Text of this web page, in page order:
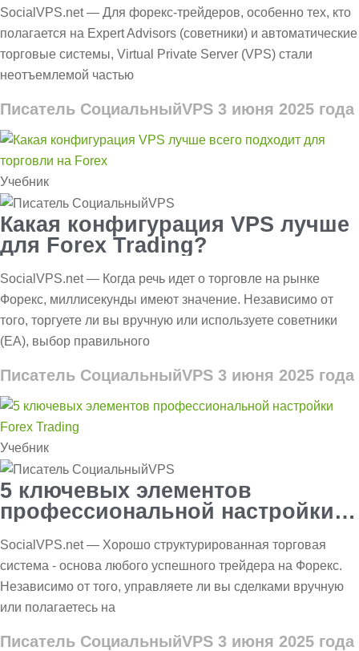
SocialVPS.net — Для форекс-трейдеров, особенно тех, кто
полагается на Expert Advisors (советники) и автоматические
торговые системы, Virtual Private Server (VPS) стали
неотъемлемой частью
Писатель СоциальныйVPS 3 июня 2025 года
Учебник
Какая конфигурация VPS лучше
для Forex Trading?
SocialVPS.net — Когда речь идет о торговле на рынке
Форекс, миллисекунды имеют значение. Независимо от
того, торгуете ли вы вручную или используете советники
(EA), выбор правильного
Писатель СоциальныйVPS 3 июня 2025 года
Учебник
5 ключевых элементов
профессиональной настройки
SocialVPS.net — Хорошо структурированная торговая
система - основа любого успешного трейдера на Форекс.
Независимо от того, управляете ли вы сделками вручную
или полагаетесь на
Писатель СоциальныйVPS 3 июня 2025 года